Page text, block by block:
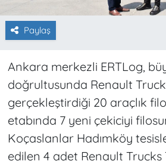
Paylaş
Ankara merkezli ERTLog,
doğrultusunda Renault
gerçekleştirdiği 20 araçlık filo
etabında 7 yeni çekiciyi
Koçaslanlar Hadımköy
edilen 4 adet Renault Trucks